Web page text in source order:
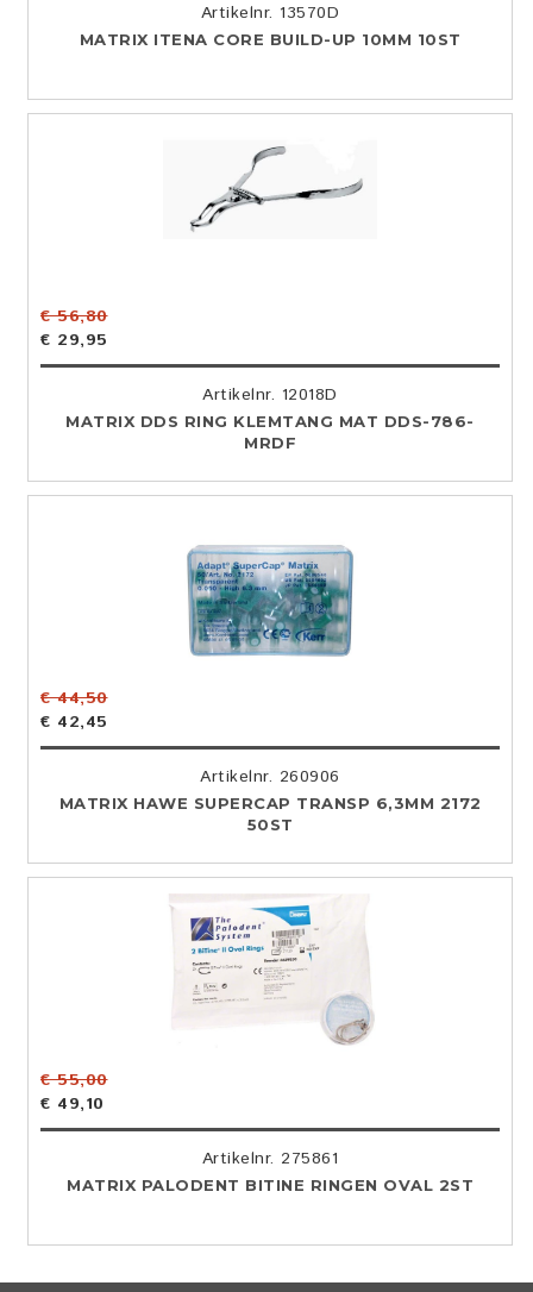
Artikelnr. 13570D
MATRIX ITENA CORE BUILD-UP 10MM 10ST
€ 56,80
€ 29,95
Artikelnr. 12018D
MATRIX DDS RING KLEMTANG MAT DDS-786-
MRDF
€ 44,50
€ 42,45
Artikelnr. 260906
MATRIX HAWE SUPERCAP TRANSP 6,3MM 2172
50ST
€ 55,00
€ 49,10
Artikelnr. 275861
MATRIX PALODENT BITINE RINGEN OVAL 2ST